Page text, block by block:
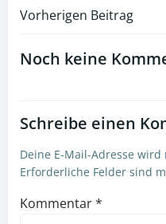
Post
Vorherigen Beitrag
Noch keine
Schreibe einen
Deine E-Mail-Adresse
Erforderliche Felder sind
Kommentar*